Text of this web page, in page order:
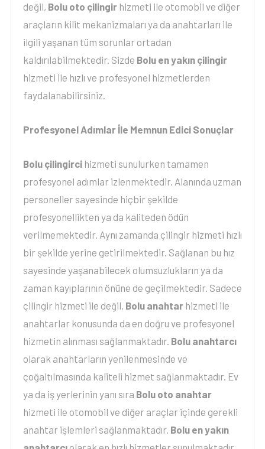
değil, Bolu oto çilingirhizmeti ile otomobil ve diğer
araçların kilit mekanizmaları ya da anahtarları ile
ilgili yaşanan tüm sorunlar ortadan
kaldırılabilmektedir. Sizde Bolu en yakın çilingir
hizmeti ile hızlı ve profesyonel hizmetlerden
faydalanabilirsiniz.
Profesyonel Adımlar İle Memnun Edici Sonuçlar
Bolu çilingircihizmeti sunulurken tamamen
profesyonel adımlar izlenmektedir. Alanında uzman
personeller sayesinde hiçbir şekilde
profesyonellikten ya da kaliteden ödün
verilmemektedir. Aynı zamanda çilingir hizmeti hızlı
bir şekilde yerine getirilmektedir. Sağlanan bu hız
sayesinde yaşanabilecek olumsuzlukların ya da
zaman kayıplarının önüne de geçilmektedir. Sadece
çilingir hizmeti ile değil, Bolu anahtarhizmeti ile
anahtarlar konusunda da en doğru ve profesyonel
hizmetin alınması sağlanmaktadır. Bolu anahtarcı
olarak anahtarların yenilenmesinde ve
çoğaltılmasında kaliteli hizmet sağlanmaktadır. Ev
ya da iş yerlerinin yanı sıra Bolu oto anahtar
hizmeti ile otomobil ve diğer araçlar içinde gerekli
anahtar işlemleri sağlanmaktadır. Bolu en yakın